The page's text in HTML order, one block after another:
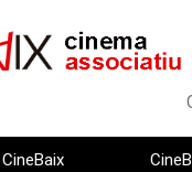
CineBaix